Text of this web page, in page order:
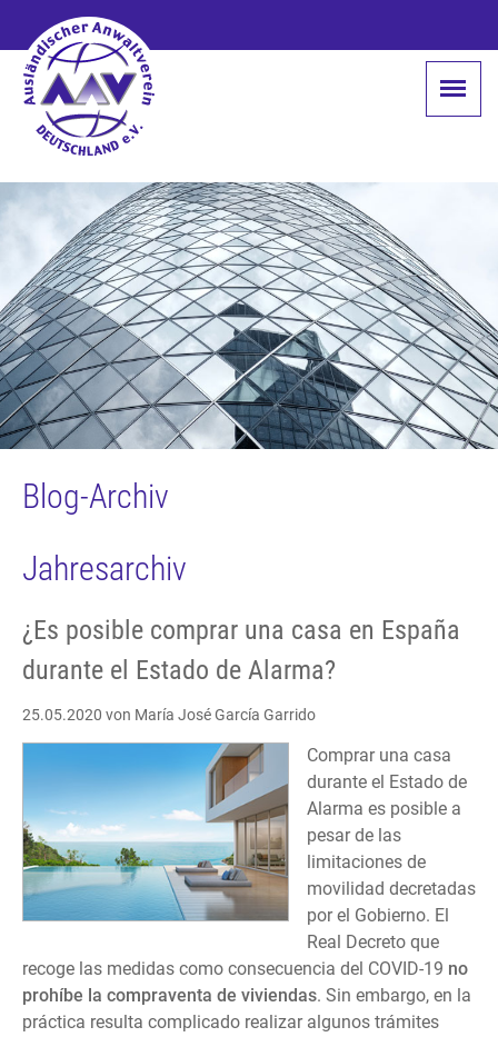
Blog-Archiv
Jahresarchiv
¿Es posible comprar una casa en España
durante el Estado de Alarma?
25.05.2020 von María José García Garrido
Comprar una casa
durante el Estado de
Alarma es posible a
pesar de las
limitaciones de
movilidad decretadas
por el Gobierno. El
Real Decreto que
recoge las medidas como consecuencia del COVID-19 no
prohíbe la compraventa de viviendas. Sin embargo, en la
práctica resulta complicado realizar algunos trámites